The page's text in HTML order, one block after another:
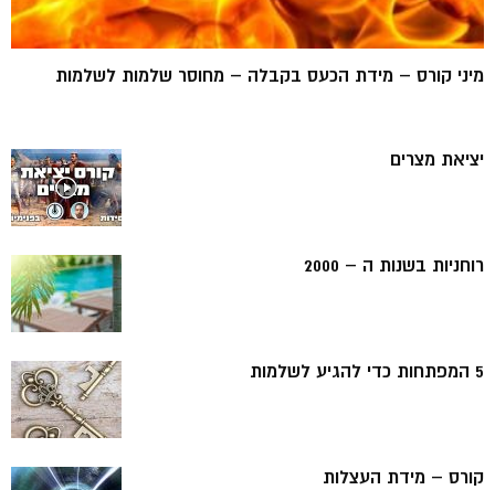
מיני קורס – מידת הכעס בקבלה – מחוסר שלמות לשלמות
יציאת מצרים
רוחניות בשנות ה – 2000
5 המפתחות כדי להגיע לשלמות
קורס – מידת העצלות